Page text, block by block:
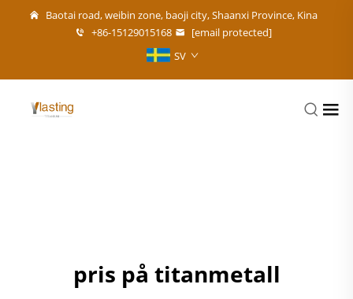
Baotai road, weibin zone, baoji city, Shaanxi Province, Kina
+86-15129015168
[email protected]
SV
pris på titanmetall